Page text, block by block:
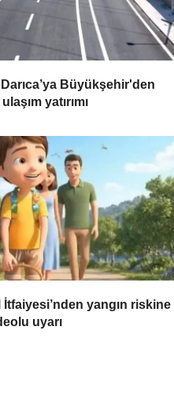
Büyükşehir'den
yatırımı
İtfaiyesi’nden yangın riskine
uyarı